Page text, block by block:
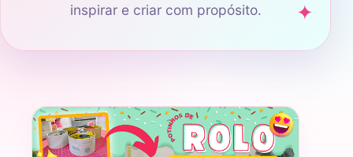
inspirar e criar com propósito.